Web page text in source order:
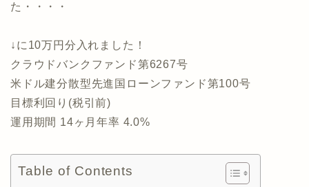
た・・・・
↓に10万円分入れました！
クラウドバンクファンド第6267号
米ドル建分散型先進国ローンファンド第100号
目標利回り(税引前)
運用期間 14ヶ月年率 4.0%
Table of Contents